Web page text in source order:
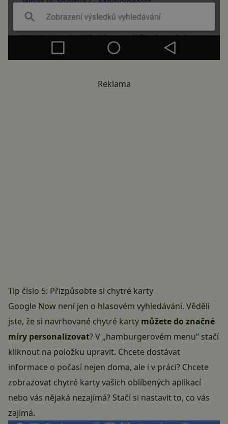
Reklama
Tip číslo 5: Přizpůsobte si chytré karty
Google Now není jen o hlasovém vyhledávání. Věděli
jste, že si navrhované chytré karty můžete do značné
míry personalizovat? V „hamburgerovém menu“ stačí
kliknout na položku upravit. Chcete dostávat
informace o počasí nejen doma, ale i v práci? Chcete
zobrazovat chytré karty vašich oblíbených aplikací
nebo vás nějaká nezajímá? Stačí si nastavit to, co vás
zajímá.